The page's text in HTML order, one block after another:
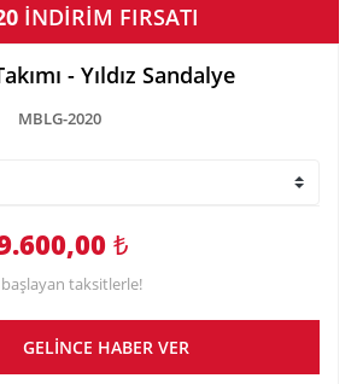
İNDİRİM FIRSATI
- Yıldız Sandalye
MBLG-2020
₺
taksitlerle!
GELİNCE HABER VER